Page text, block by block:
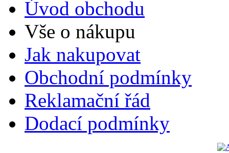
Úvod obchodu
Vše o nákupu
Jak nakupovat
Obchodní podmínky
Reklamační řád
Dodací podmínky